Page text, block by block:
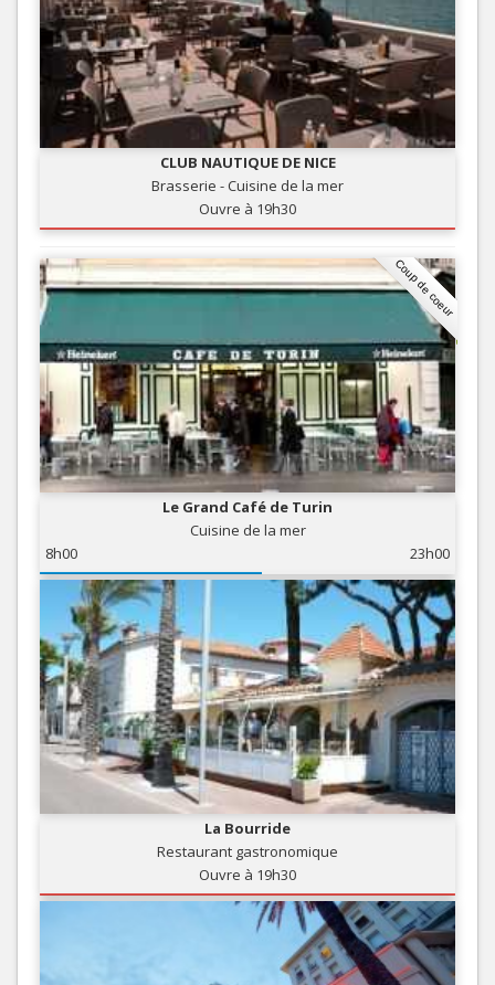
CLUB NAUTIQUE DE NICE
Brasserie - Cuisine de la mer
Ouvre à 19h30
Coup de coeur
Le Grand Café de Turin
Cuisine de la mer
8h00
23h00
La Bourride
Restaurant gastronomique
Ouvre à 19h30